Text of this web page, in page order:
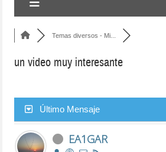
Temas diversos - Mi...
un video muy interesante
Último Mensaje
EA1GAR